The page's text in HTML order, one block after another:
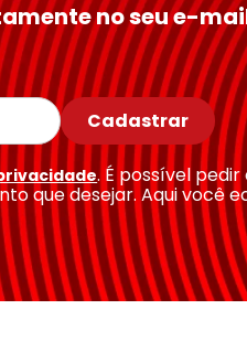
no seu e-
Cadastrar
. É possível pedir
que desejar. Aqui você